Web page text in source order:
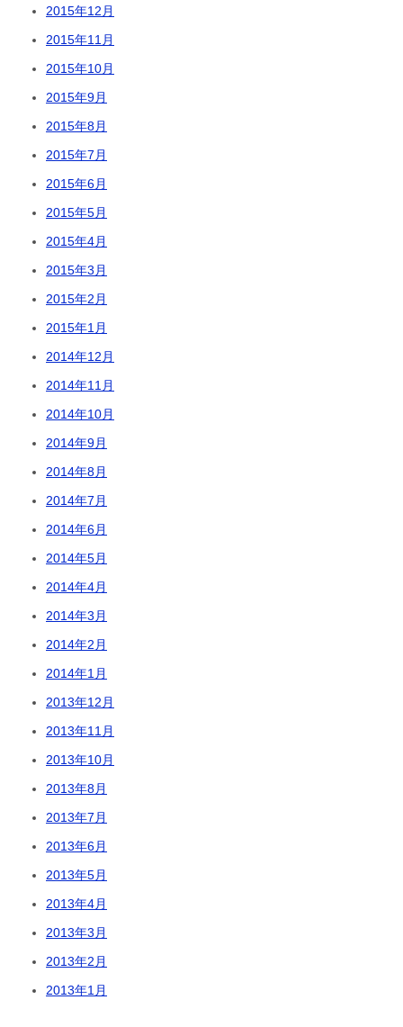
2015年12月
2015年11月
2015年10月
2015年9月
2015年8月
2015年7月
2015年6月
2015年5月
2015年4月
2015年3月
2015年2月
2015年1月
2014年12月
2014年11月
2014年10月
2014年9月
2014年8月
2014年7月
2014年6月
2014年5月
2014年4月
2014年3月
2014年2月
2014年1月
2013年12月
2013年11月
2013年10月
2013年8月
2013年7月
2013年6月
2013年5月
2013年4月
2013年3月
2013年2月
2013年1月